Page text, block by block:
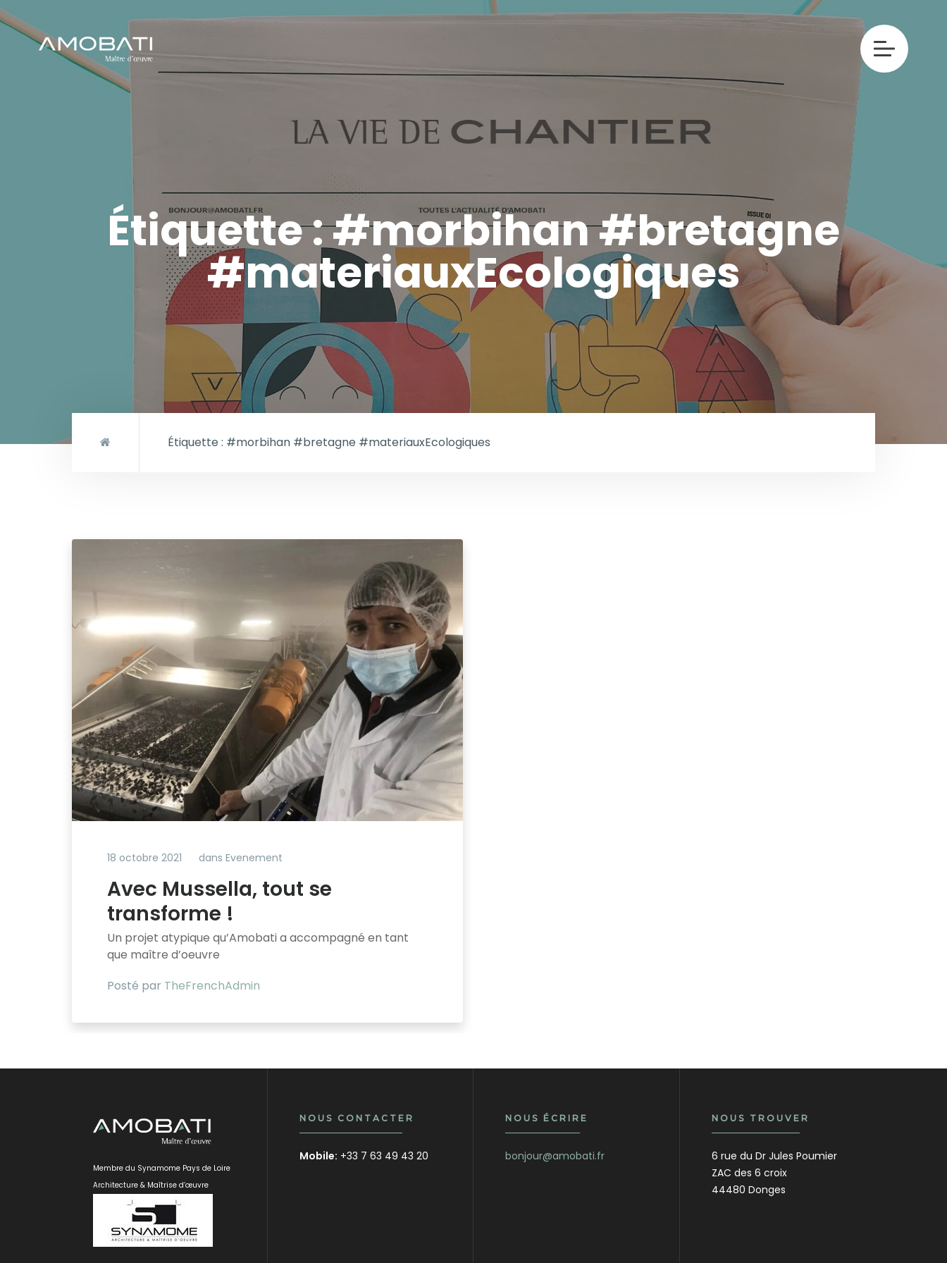
Étiquette :#morbihan #bretagne
#materiauxEcologiques
Étiquette : #morbihan #bretagne #materiauxEcologiques
18 octobre 2021 dans Evenement
Avec Mussella, tout se
transforme !
Un projet atypique qu’Amobati a accompagné en tant
que maître d’oeuvre
Posté par TheFrenchAdmin
Membre du Synamome Pays de Loire
Architecture & Maîtrise d’œuvre
NOUS CONTACTER
Mobile: +33 7 63 49 43 20
NOUS ÉCRIRE
bonjour@amobati.fr
NOUS TROUVER
6 rue du Dr Jules Poumier
ZAC des 6 croix
44480 Donges